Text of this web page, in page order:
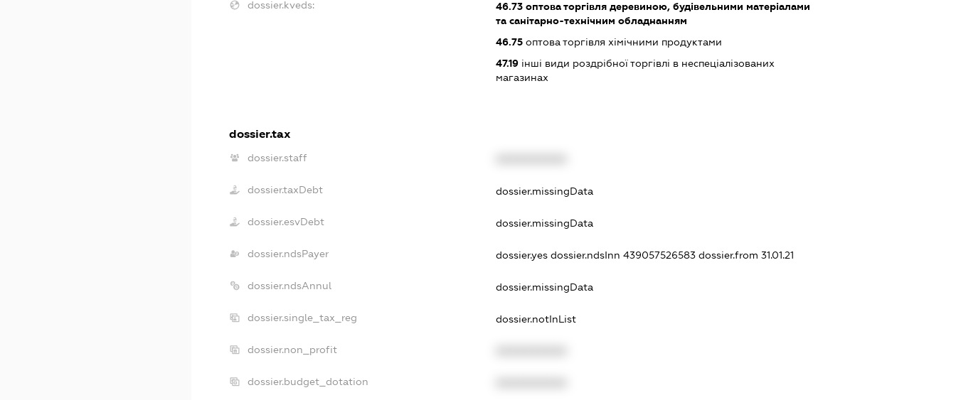
dossier.kveds: 46.73 оптова торгівля деревиною, будівельними матеріалами
та санітарно-технічним обладнанням
46.75 оптова торгівля хімічними продуктами
47.19 інші види роздрібної торгівлі в неспеціалізованих
магазинах
dossier.tax
dossier.staff
dossier.taxDebt dossier.missingData
dossier.esvDebt dossier.missingData
dossier.ndsPayer dossier.yesdossier.ndsInn 439057526583dossier.from 31.01.21
dossier.ndsAnnul dossier.missingData
dossier.single_tax_reg dossier.notInList
dossier.non_profit
dossier.budget_dotation